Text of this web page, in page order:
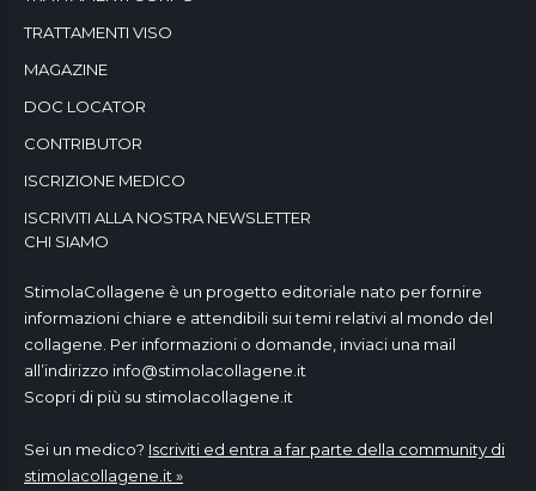
TRATTAMENTI VISO
MAGAZINE
DOC LOCATOR
CONTRIBUTOR
ISCRIZIONE MEDICO
ISCRIVITI ALLA NOSTRA NEWSLETTER
CHI SIAMO
StimolaCollagene è un progetto editoriale nato per fornire
informazioni chiare e attendibili sui temi relativi al mondo del
collagene. Per informazioni o domande, inviaci una mail
all’indirizzo info@stimolacollagene.it
Scopri di più su stimolacollagene.it
Sei un medico? Iscriviti ed entra a far parte della community di
stimolacollagene.it »